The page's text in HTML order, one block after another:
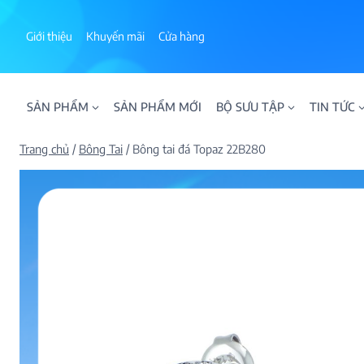
Giới thiệu Khuyến mãi Cửa hàng
SẢN PHẨM SẢN PHẨM MỚI BỘ SƯU TẬP TIN TỨC
Trang chủ / Bông Tai / Bông tai đá Topaz 22B280